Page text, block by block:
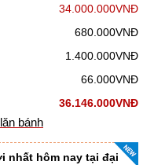
34.000.000VNĐ
680.000VNĐ
1.400.000VNĐ
66.000VNĐ
36.146.000VNĐ
bánh
nhất hôm nay tại đại